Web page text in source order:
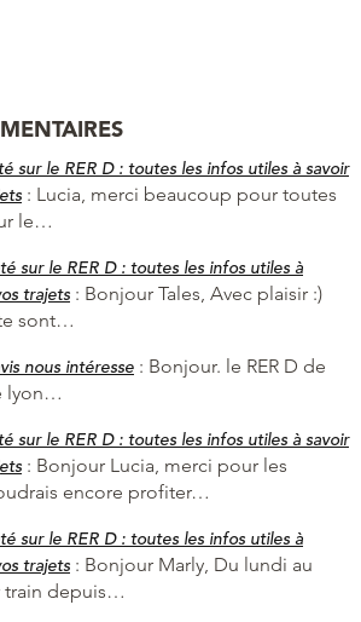
sur le RER D : toutes les infos utiles à savoir
: Lucia, merci beaucoup pour toutes
le…
sur le RER D : toutes les infos utiles à
trajets : Bonjour Tales, Avec plaisir :)
sont…
nous intéresse : Bonjour. le RER D de
lyon…
sur le RER D : toutes les infos utiles à savoir
: Bonjour Lucia, merci pour les
encore profiter…
sur le RER D : toutes les infos utiles à
trajets : Bonjour Marly, Du lundi au
train depuis…